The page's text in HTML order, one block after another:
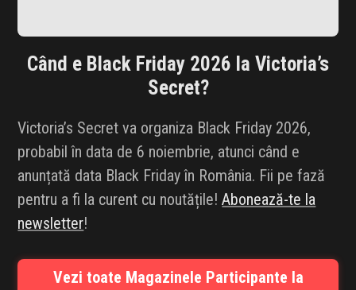
ABONARE NEWSLETTER
INFLUENCER SQUAD
BRANDURI
IDEI DE CADOURI
ȘTIRI
Când e Black Friday 2026 la Victoria’s
Secret?
Victoria’s Secret va organiza Black Friday 2026,
probabil în data de 6 noiembrie, atunci când e
anunțată data Black Friday în România. Fii pe fază
pentru a fi la curent cu noutățile!Abonează-te la
newsletter!
Vezi toate Magazinele Participante la